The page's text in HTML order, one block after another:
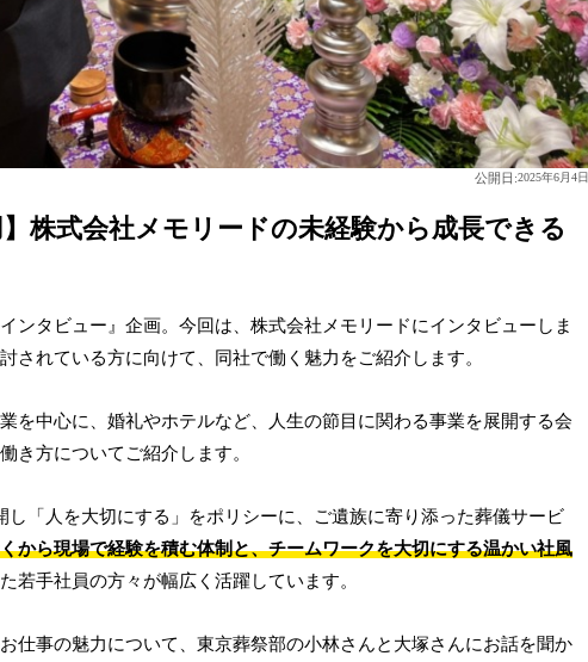
公開日:2025年6月4日
】株式会社メモリードの未経験から成長できる
ンタビュー』企画。今回は、株式会社メモリードにインタビューしま
されている方に向けて、同社で働く魅力をご紹介します。
を中心に、婚礼やホテルなど、人生の節目に関わる事業を展開する会
き方についてご紹介します。
し「人を大切にする」をポリシーに、ご遺族に寄り添った葬儀サービ
から現場で経験を積む体制と、チームワークを大切にする温かい社風
若手社員の方々が幅広く活躍しています。
仕事の魅力について、東京葬祭部の小林さんと大塚さんにお話を聞か